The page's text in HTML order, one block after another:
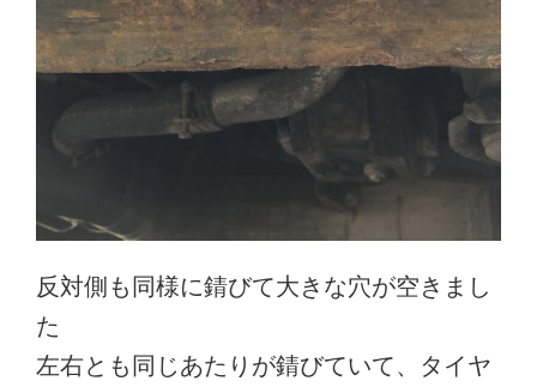
反対側も同様に錆びて大きな穴が空きまし
た
左右とも同じあたりが錆びていて、タイヤ